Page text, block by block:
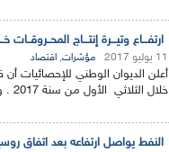
ارتفـــاع وتيـــرة إنتـــاج المحــروقــات
11 يوليو 2017 مؤشرات, اقتصاد
خلال الثلاثي الأول من سنة 2017 . وحسب المصدر ذاته فان إنتاج...
النفط يواصل ارتفاعه بعد اتفاق